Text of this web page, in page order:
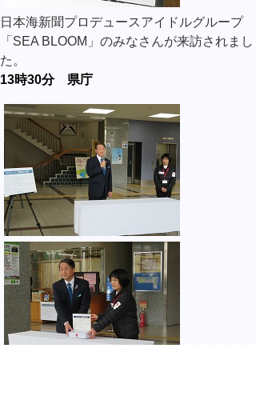
日本海新聞プロデュースアイドルグループ
「SEA BLOOM」のみなさんが来訪されまし
た。
13時30分 県庁